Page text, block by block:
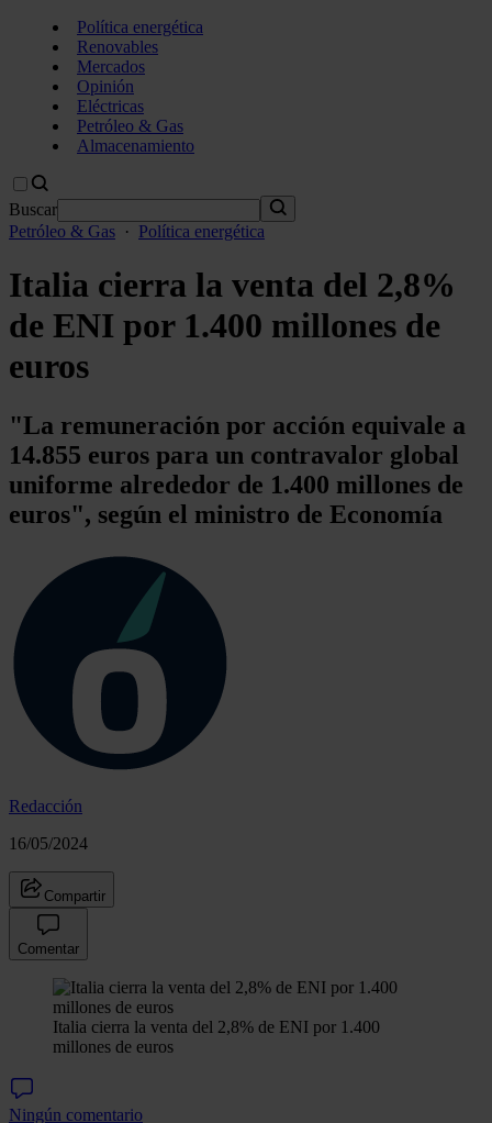
Política energética
Renovables
Mercados
Opinión
Eléctricas
Petróleo & Gas
Almacenamiento
Buscar
Petróleo & Gas · Política energética
Italia cierra la venta del 2,8%
de ENI por 1.400 millones de
euros
"La remuneración por acción equivale a
14.855 euros para un contravalor global
uniforme alrededor de 1.400 millones de
euros", según el ministro de Economía
Redacción
16/05/2024
Compartir
Comentar
Italia cierra la venta del 2,8% de ENI por 1.400
millones de euros
Ningún comentario